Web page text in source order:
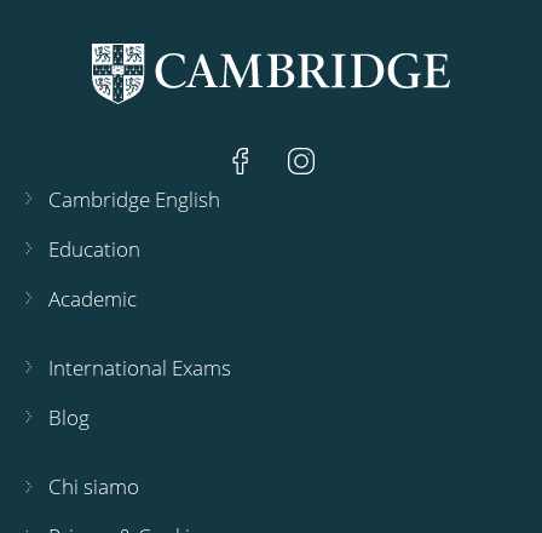
Cambridge English
Education
Academic
International Exams
Blog
Chi siamo